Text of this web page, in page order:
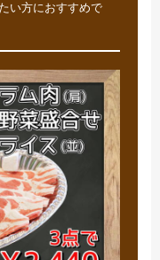
い方におすすめで